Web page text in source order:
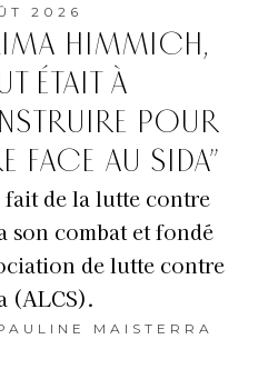
2026
HIMMICH,
ÉTAIT À
POUR
FACE AU SIDA”
fait de la lutte contre
son combat et fondé
de lutte contre
(ALCS).
MAISTERRA